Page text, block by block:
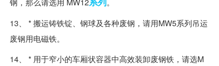
13、 * 搬运铸铁锭、钢球及各种废钢，请用MW5系列吊运
废钢用电磁铁。
14、 * 用于窄小的车厢状容器中高效装卸废钢铁，请选M